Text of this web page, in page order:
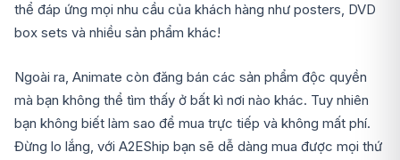
thể đáp ứng mọi nhu cầu của khách hàng như posters, DVD
box sets và nhiều sản phẩm khác!
Ngoài ra, Animate còn đăng bán các sản phẩm độc quyền
mà bạn không thể tìm thấy ở bất kì nơi nào khác. Tuy nhiên
bạn không biết làm sao để mua trực tiếp và không mất phí.
Đừng lo lắng, với A2EShip bạn sẽ dễ dàng mua được mọi thứ